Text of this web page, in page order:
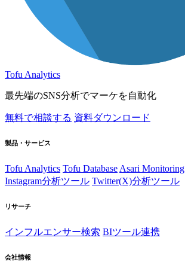
Tofu Analytics
最先端のSNS分析でマーケを自動化
無料で相談する 資料ダウンロード
製品・サービス
Tofu Analytics Tofu Database Asari Monitoring
Instagram分析ツール Twitter(X)分析ツール
リサーチ
インフルエンサー検索 BIツール連携
会社情報